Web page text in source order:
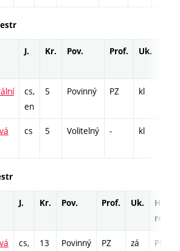
J. Kr. Pov. Prof. Uk.
cs,
en
5 Povinný PZ kl
cs 5 Volitelný - kl
J. Kr. Pov. Prof. Uk.
Hod.
cs,
13 Povinný PZ zá
PR -